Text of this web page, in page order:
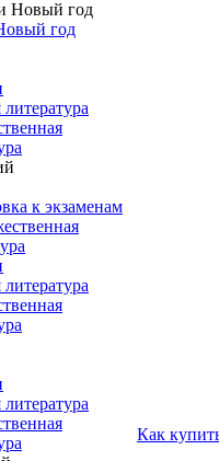
год
к экзаменам
Как